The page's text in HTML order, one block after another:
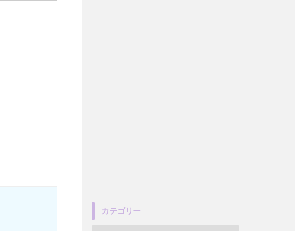
カテゴリー